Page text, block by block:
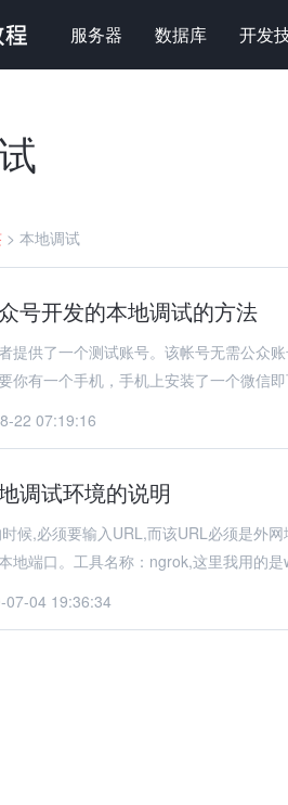
服务器 数据库 开发
> 本地调试
号开发的本地调试的方法
提供了一个测试账号。该帐号无需公众
你有一个手机，手机上安装了一个微信
22 07:19:16
调试环境的说明
候,必须要输入URL,而该URL必须是外
地端口。工具名称：ngrok,这里我用的是
07-04 19:36:34